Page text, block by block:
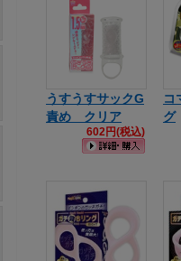
うすうすサックG
責め クリア
602円(税込)
コ
グ